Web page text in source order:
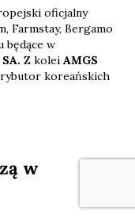
oficjalny
Farmstay, Bergamo
będące w
Z kolei AMGS
koreańskich
w